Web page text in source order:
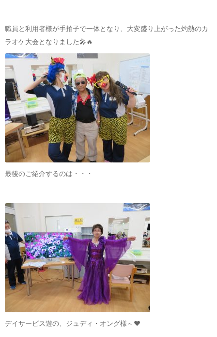
職員と利用者様が手拍子で一体となり、大変盛り上がった灼熱のカ
ラオケ大会となりました🎤🔥
最後のご紹介するのは・・・
デイサービス遊の、ジュディ・オング様～❤